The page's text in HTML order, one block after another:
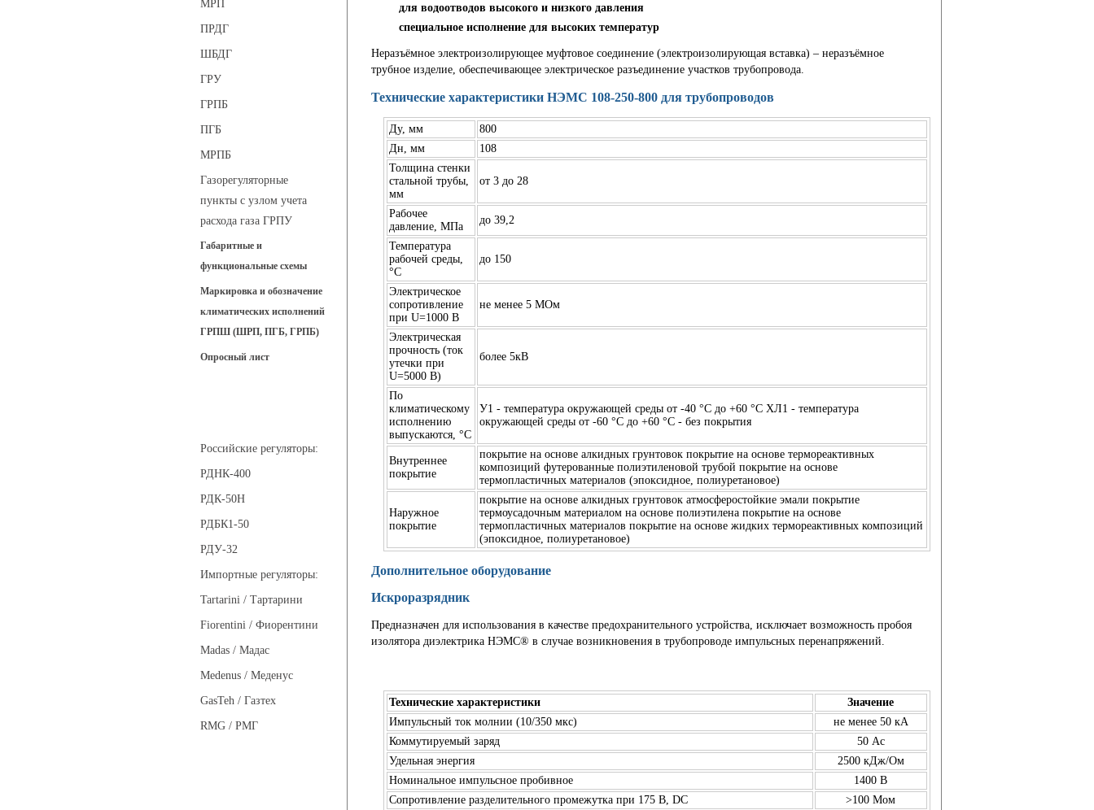
МРП
ПРДГ
ШБДГ
ГРУ
ГРПБ
ПГБ
МРПБ
Газорегуляторные
пункты с узлом учета
расхода газа ГРПУ
Габаритные и
функциональные схемы
Маркировка и обозначение
климатических исполнений
ГРПШ (ШРП, ПГБ, ГРПБ)
Опросный лист
Российские регуляторы:
РДНК-400
РДК-50Н
РДБК1-50
РДУ-32
Импортные регуляторы:
Tartarini / Тартарини
Fiorentini / Фиорентини
Madas / Мадас
Medenus / Меденус
GasTeh / Газтех
RMG / РМГ
для водоотводов высокого и низкого давления
специальное исполнение для высоких температур
Неразъёмное электроизолирующее муфтовое соединение (электроизолирующая вставка) – неразъёмное
трубное изделие, обеспечивающее электрическое разъединение участков трубопровода.
Технические характеристики НЭМС 108-250-800 для трубопроводов
Ду, мм
800
Дн, мм
108
Толщина стенки
стальной трубы,
мм
от 3 до 28
Рабочее
давление, МПа
до 39,2
Температура
рабочей среды,
°C
до 150
Электрическое
сопротивление
при U=1000 В
не менее 5 МОм
Электрическая
прочность (ток
утечки при
U=5000 В)
более 5кВ
По
климатическому
исполнению
выпускаются, °C
У1 - температура окружающей среды от -40 °C до +60 °C ХЛ1 - температура
окружающей среды от -60 °C до +60 °C - без покрытия
Внутреннее
покрытие
покрытие на основе алкидных грунтовок покрытие на основе термореактивных
композиций футерованные полиэтиленовой трубой покрытие на основе
термопластичных материалов (эпоксидное, полиуретановое)
Наружное
покрытие
покрытие на основе алкидных грунтовок атмосферостойкие эмали покрытие
термоусадочным материалом на основе полиэтилена покрытие на основе
термопластичных материалов покрытие на основе жидких термореактивных композиций
(эпоксидное, полиуретановое)
Дополнительное оборудование
Искроразрядник
Предназначен для использования в качестве предохранительного устройства, исключает возможность пробоя
изолятора диэлектрика НЭМС® в случае возникновения в трубопроводе импульсных перенапряжений.
Технические характеристики
Значение
Импульсный ток молнии (10/350 мкс)
не менее 50 кА
Коммутируемый заряд
50 Ас
Удельная энергия
2500 кДж/Ом
Номинальное импульсное пробивное
1400 В
Сопротивление разделительного промежутка при 175 В, DC
>100 Мом